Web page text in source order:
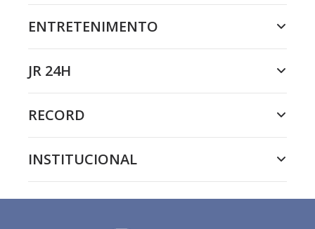
ENTRETENIMENTO
JR 24H
RECORD
INSTITUCIONAL